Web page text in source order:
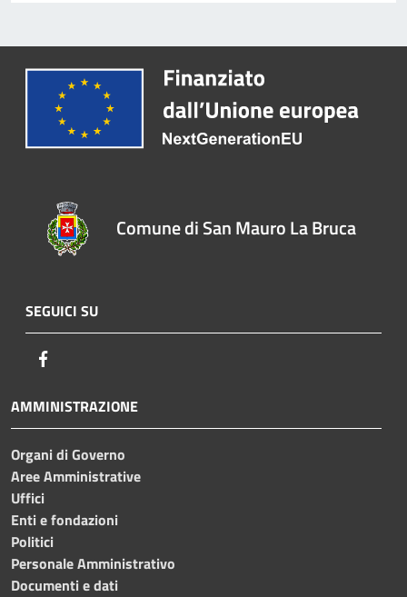
Comune di San Mauro La Bruca
SEGUICI SU
AMMINISTRAZIONE
Organi di Governo
Aree Amministrative
Uffici
Enti e fondazioni
Politici
Personale Amministrativo
Documenti e dati